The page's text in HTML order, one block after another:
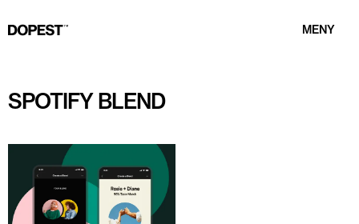
MENY
SPOTIFY BLEND